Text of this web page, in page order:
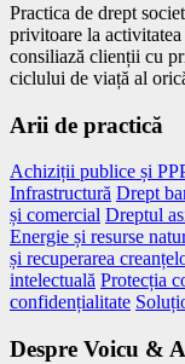
Practica de drept
privitoare la
consiliază clienții cu
ciclului de viață al
Arii de practică
Achiziții publice și
Infrastructură Drept
și comercial Dreptul
Energie și resurse
și recuperarea
intelectuală Protecția
confidențialitate
Despre Voicu &